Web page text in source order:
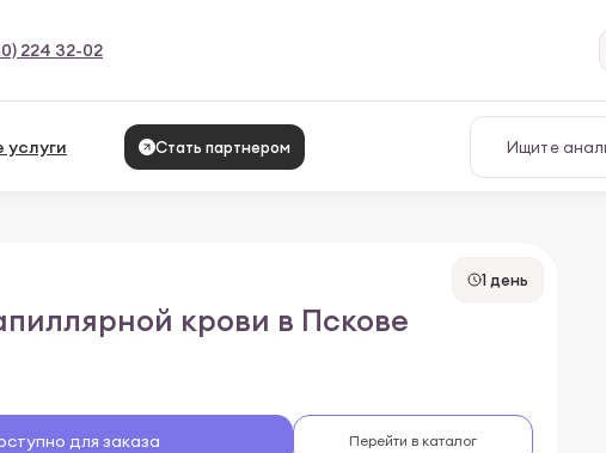
224 32-02
Стать партнером
1 день
крови в Пскове
для заказа Перейти в каталог